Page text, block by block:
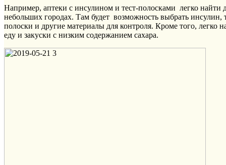
Например, аптеки с инсулином и тест-полосками легко найти
небольших городах. Там будет возможность выбрать инсулин,
полоски и другие материалы для контроля. Кроме того, легко
еду и закуски с низким содержанием сахара.